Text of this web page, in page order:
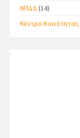
ΝΠΔΔ (14)
Κέντρο Κοινότητας